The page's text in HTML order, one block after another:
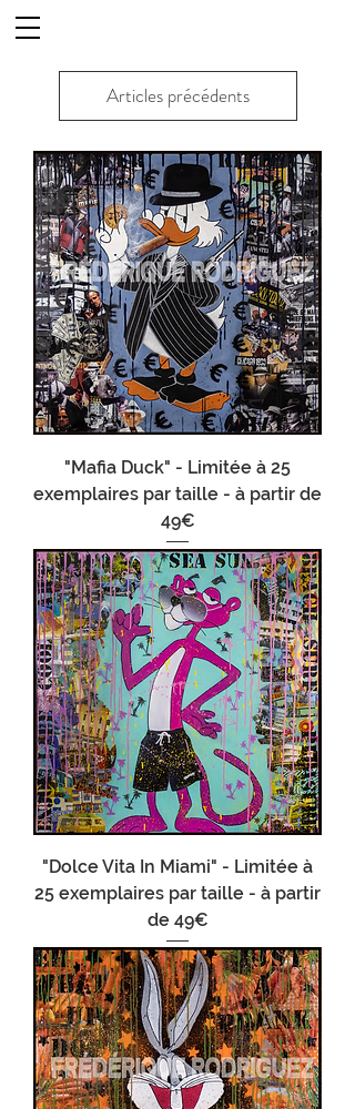
Articles précédents
"Mafia Duck" - Limitée à 25
exemplaires par taille - à partir de
49€
"Dolce Vita In Miami" - Limitée à
25 exemplaires par taille - à partir
de 49€